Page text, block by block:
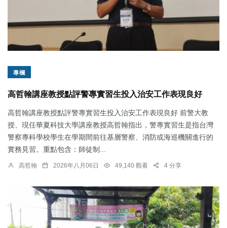
專欄
高哲翰講座教授點評警專實習生投入治安工作表現良好
高哲翰講座教授點評警專實習生投入治安工作表現良好 前警大教
授、現任華夏科技大學講座教授高哲翰指出，警專實習生是指台灣
警察專科學校學生在學期間前往基層警察、消防或海巡機關進行的
實務見習。重點包含：師徒制...
高哲翰 2026年八月06日 49,140 觀看 4 分享